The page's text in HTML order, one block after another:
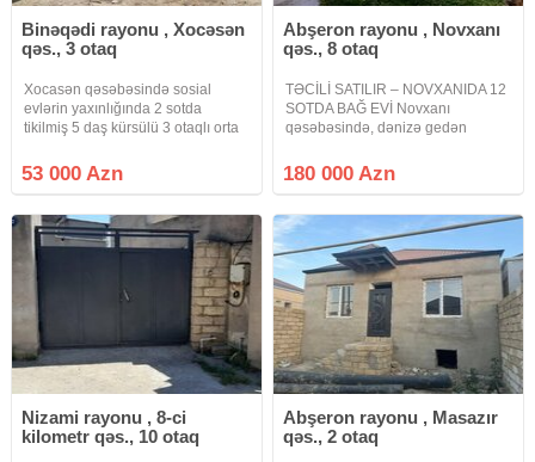
Binəqədi rayonu , Xocəsən
qəs., 3 otaq
Xocasən qəsəbəsində sosial
evlərin yaxınlığında 2 sotda
tikilmiş 5 daş kürsülü 3 otaqlı orta
olaraq satılır. Dayanacağa 100
metr məsafədə yerləşir. Sənəd
53 000 Azn
Abşeron rayonu , Novxanı
qəs., 8 otaq
TƏCİLİ SATILIR – NOVXANIDA 12
SOTDA BAĞ EVİ Novxanı
qəsəbəsində, dənizə gedən
Araz Marketin yaxınlığında
yerləşən bağ evi satışa çıxarılıb.
metr məsafədə
180 000 Azn
Nizami rayonu , 8-ci
kilometr qəs., 10 otaq
Abşeron rayonu , Masazır
qəs., 2 otaq